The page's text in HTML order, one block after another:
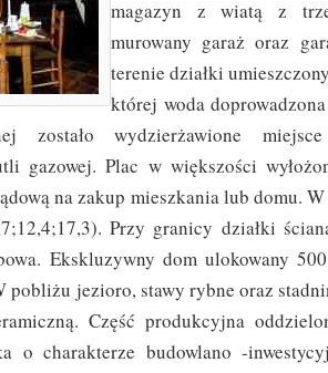
magazyn z wiatą z
murowany garaż oraz
terenie działki
której woda
zostało wydzierżawione
gazowej. Plac w większości
na zakup mieszkania lub domu.
Przy granicy działki
Ekskluzywny dom ulokowany
pobliżu jezioro, stawy rybne oraz
Część produkcyjna
o charakterze budowlano -